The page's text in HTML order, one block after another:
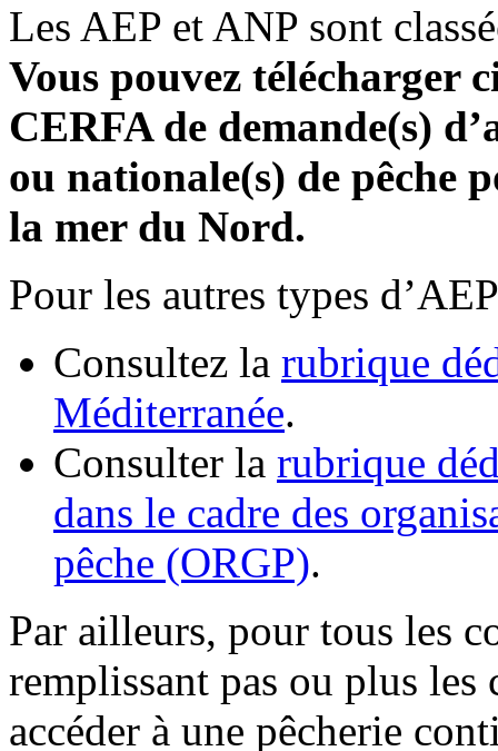
Les AEP et ANP sont
Vous pouvez télécharger
CERFA de demande(s)
ou nationale(s) de pêche
la mer du Nord.
Pour les autres types
Consultez la rubrique
Méditerranée.
Consulter la rubrique
dans le cadre des
pêche (ORGP).
Par ailleurs, pour tous les
remplissant pas ou plus les
accéder à une pêcherie